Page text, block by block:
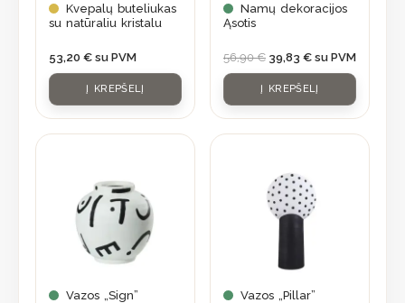
Kvepalų buteliukas
su natūraliu kristalu
53,20 € su PVM
Į KREPŠELĮ
Namų dekoracijos
Ąsotis
56,90€ 39,83 € su PVM
Į KREPŠELĮ
Vazos „Sign” Vazos „Pillar”